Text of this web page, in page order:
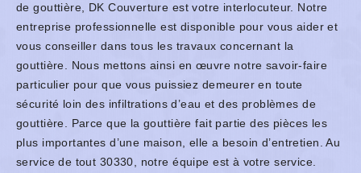
de gouttière, DK Couverture est votre interlocuteur. Notre
entreprise professionnelle est disponible pour vous aider et
vous conseiller dans tous les travaux concernant la
gouttière. Nous mettons ainsi en œuvre notre savoir-faire
particulier pour que vous puissiez demeurer en toute
sécurité loin des infiltrations d’eau et des problèmes de
gouttière. Parce que la gouttière fait partie des pièces les
plus importantes d’une maison, elle a besoin d’entretien. Au
service de tout 30330, notre équipe est à votre service.